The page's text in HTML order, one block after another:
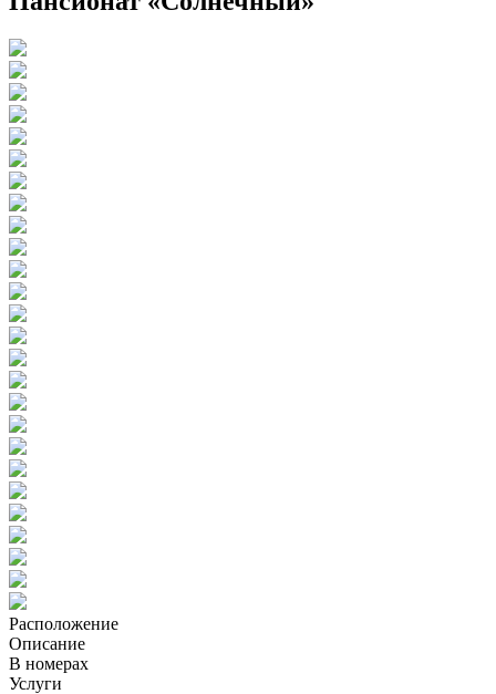
Расположение
Описание
В номерах
Услуги